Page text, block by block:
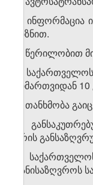
გ)
მიზნით.
5. წერილობით
6.
მიმართვიდან
7. თანხმობა
8.
არის
9.
განისაზღვროს